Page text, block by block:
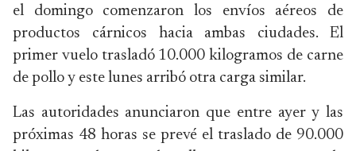
el domingo comenzaron los envíos aéreos de
productos cárnicos hacia ambas ciudades. El
primer vuelo trasladó 10.000 kilogramos de carne
de pollo y este lunes arribó otra carga similar.
Las autoridades anunciaron que entre ayer y las
próximas 48 horas se prevé el traslado de 90.000